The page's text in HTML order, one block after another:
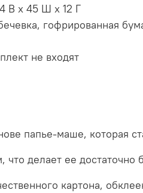
В x 45 Ш x 12 Г
гофрированная
не входят
папье-маше, которая
что делает ее
картона,